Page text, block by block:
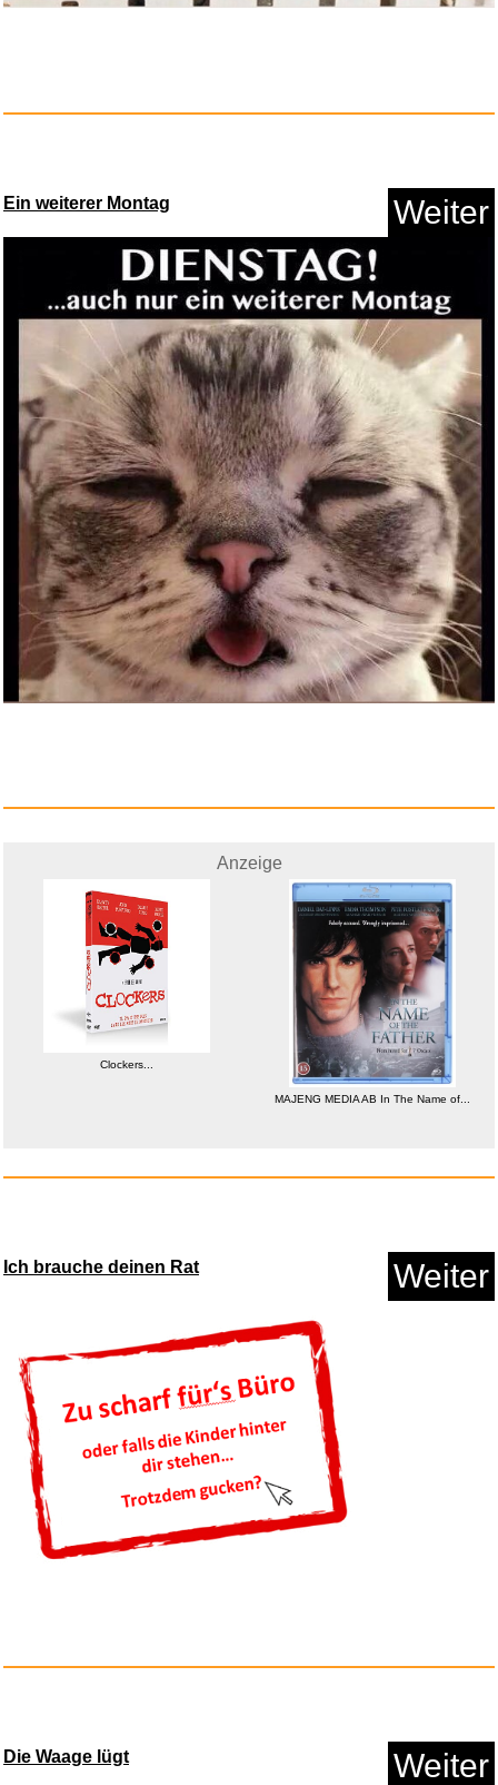
Anzeige
Norton 360 Premium 2026
1...
Anzeige
MAJENG MEDIA AB In The
Name of...
Anzeige
Ein weiterer Montag Weiter
Anzeige
Clockers...
MAJENG MEDIA AB In The Name of...
Ich brauche deinen Rat Weiter
Die Waage lügt Weiter